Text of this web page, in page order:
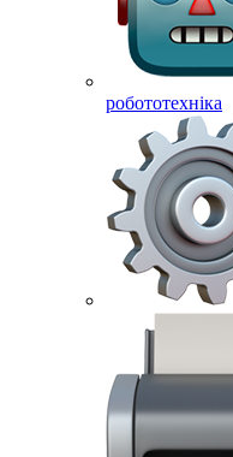
робототехніка